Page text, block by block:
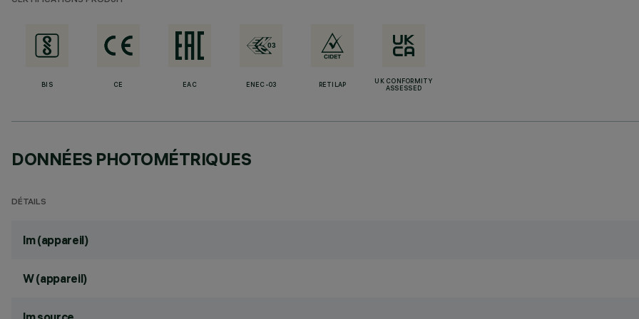
BIS CE EAC ENEC-03 RETILAP
UK CONFORMITY
ASSESSED
DONNÉES PHOTOMÉTRIQUES
DÉTAILS
lm (appareil)
W (appareil)